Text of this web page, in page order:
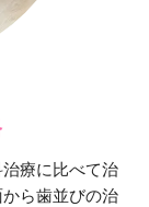
療に比べて治
ら歯並びの治